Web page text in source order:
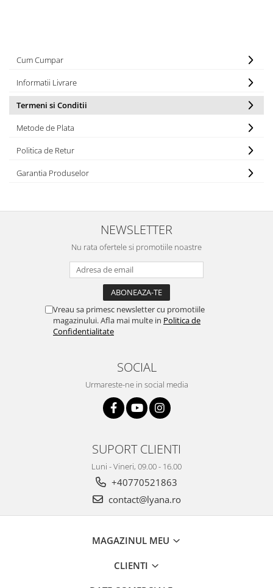
Cum Cumpar
Informatii Livrare
Termeni si Conditii
Metode de Plata
Politica de Retur
Garantia Produselor
NEWSLETTER
Nu rata ofertele si promotiile noastre
Vreau sa primesc newsletter cu promotiile
magazinului. Afla mai multe in Politica de
Confidentialitate
SOCIAL
Urmareste-ne in social media
SUPORT CLIENTI
Luni - Vineri, 09.00 - 16.00
+40770521863
contact@lyana.ro
MAGAZINUL MEU
CLIENTI